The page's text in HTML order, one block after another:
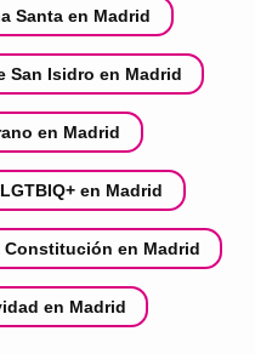
Santa en Madrid
San Isidro en Madrid
en Madrid
en Madrid
Constitución en Madrid
en Madrid